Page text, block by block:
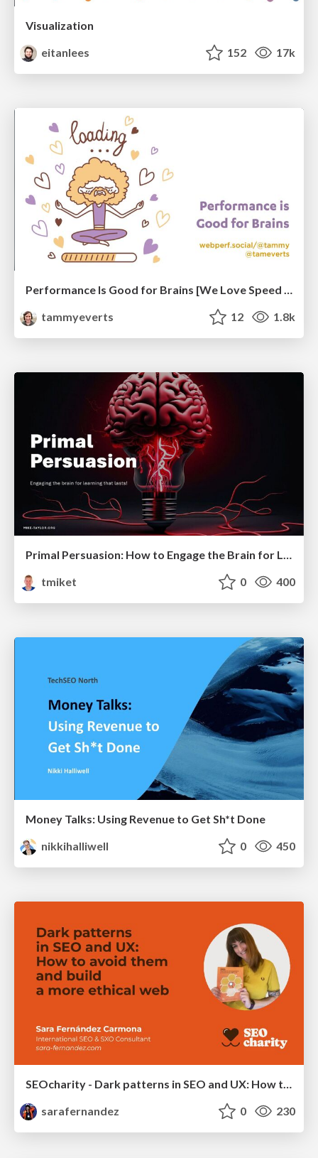
Visualization
eitanlees
152 17k
Performance Is Good for Brains [We Love Speed 2024]
tammyeverts
12 1.8k
Primal Persuasion: How to Engage the Brain for Learning That Lasts
tmiket
0 400
Money Talks: Using Revenue to Get Sh*t Done
nikkihalliwell
0 450
sarafernandez
0 230